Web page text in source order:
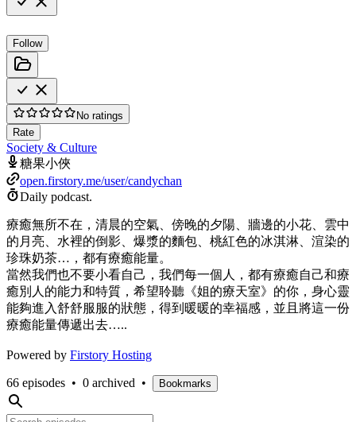
Follow
No ratings
Rate
Society & Culture
糖果小俠
open.firstory.me/user/candychan
Daily podcast.
療癒無所不在，清晨的空氣、傍晚的夕陽、牆邊的小花、雲中
的月亮、水裡的倒影、爆漿的麵包、桃紅色的冰淇淋、渲染的
珍珠奶茶…，都有療癒能量。
當然我們也不要小看自己，我們每一個人，都有療癒自己和療
癒別人的能力和特質，希望聆聽《姐的療天室》的你，身心靈
能夠進入舒舒服服的狀態，得到暖暖的幸福感，並且將這一份
療癒能量傳遞出去…..
Powered by Firstory Hosting
66 episodes • 0 archived • Bookmarks